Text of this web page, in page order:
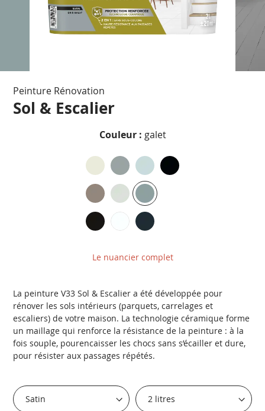
début
Peinture Rénovation
Sol & Escalier
Couleur : galet
Le nuancier complet
La peinture V33 Sol & Escalier a été développée pour
rénover les sols intérieurs (parquets, carrelages et
escaliers) de votre maison. La technologie céramique forme
un maillage qui renforce la résistance de la peinture : à la
fois souple, pourencaisser les chocs sans s’écailler et dure,
pour résister aux passages répétés.